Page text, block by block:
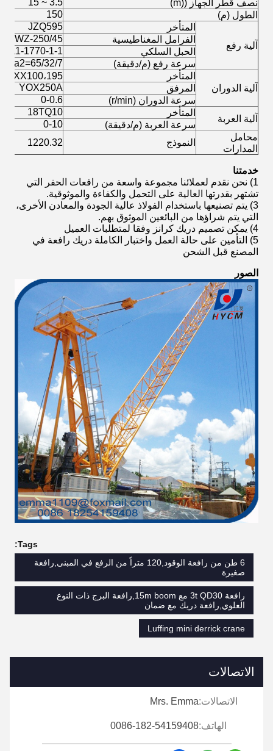
نصف قطر الجهاز ((m)
3.5 ~ 15
الطول (م)
150
آلية رفع
المتأخر
JZQ595
الفرامل المغناطيسية
YWZ-250/45
الحبل السلكي
11-1770-1-1
سرعة رفع (م/دقيقة)
a2=65/32/7
آلية الدوران
المتأخر
XX100،195
المرفق
YOX250A
سرعة الدوران (r/min)
0-0.6
آلية العربة
المتأخر
18TQ10
سرعة العربة (م/دقيقة)
0-10
محامل
المدارات
النموذج 1220.32
خدمتنا
1) نحن نقدم لعملائنا مجموعة واسعة من رافعات الحفر التي
تشتهر بقدرتها العالية على التحمل والكفاءة والموثوقية.
3) يتم تصنيعها باستخدام الفولاذ عالية الجودة والمعادن الأخرى،
التي يتم شراؤها من البائعين الموثوق بهم.
4) يمكن تصميم دريك كرانز وفقا لمتطلبات العميل
5) التأمين على حالة العمل واختبار الكاملة دريك رافعة في
المصنع قبل الشحن
الصور
Tags:
6 طن من رافعة الوقود,120 متراً من الرفع في المبنى,رافعة
صغيرة
رافعة 3t QD30 مع 15m boom,رافعة البرج ذات النوع
العلوي,رافعة دريك مع ضمان
Luffing mini derrick crane
الاتصالات
الاتصالات:Mrs. Emma
الهاتف:0086-182-54159408